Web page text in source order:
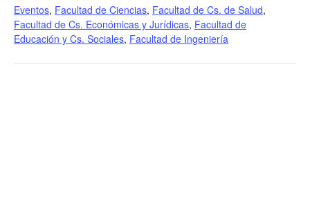
Eventos, Facultad de Ciencias, Facultad de Cs. de Salud,
Facultad de Cs. Económicas y Jurídicas, Facultad de
Educación y Cs. Sociales, Facultad de Ingeniería